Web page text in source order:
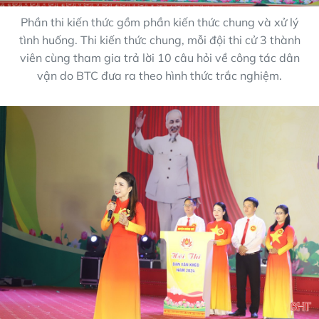
Phần thi kiến thức gồm phần kiến thức chung và xử lý
tình huống. Thi kiến thức chung, mỗi đội thi cử 3 thành
viên cùng tham gia trả lời 10 câu hỏi về công tác dân
vận do BTC đưa ra theo hình thức trắc nghiệm.